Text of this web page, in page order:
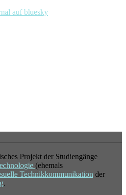
Projekt der Studiengänge
(ehemals
Technikkommunikation der
.